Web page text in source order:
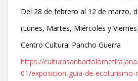
Del 28 de febrero al 12 de marzo,
(Lunes, Martes, Miércoles y
Centro Cultural Pancho Guerra
https://
01/exposicion-guia-de-ecoturismo-